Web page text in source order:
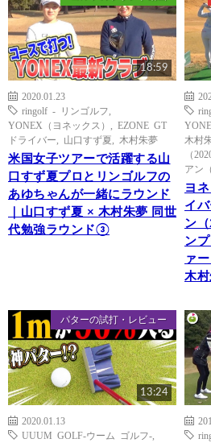
18:59
2020.01.23
ringolf - リンゴルフ
YONEX（ヨネックス）
EZONE GT
ドライバー
山口すず夏 木村朱夢
米国女子ツアーで活躍する山
口すず夏プロとリンゴルフの
あゆちゃんが一緒にラウンド
｜山口すず夏 × 木村朱夢 同世
代勉強ラウンド③
木村
（
アン
ヨ
イ
ン
ン
ァ
木
パターの試打・レビュー
13:24
2020.01.13
UUUM GOLF-ウーム ゴルフ-